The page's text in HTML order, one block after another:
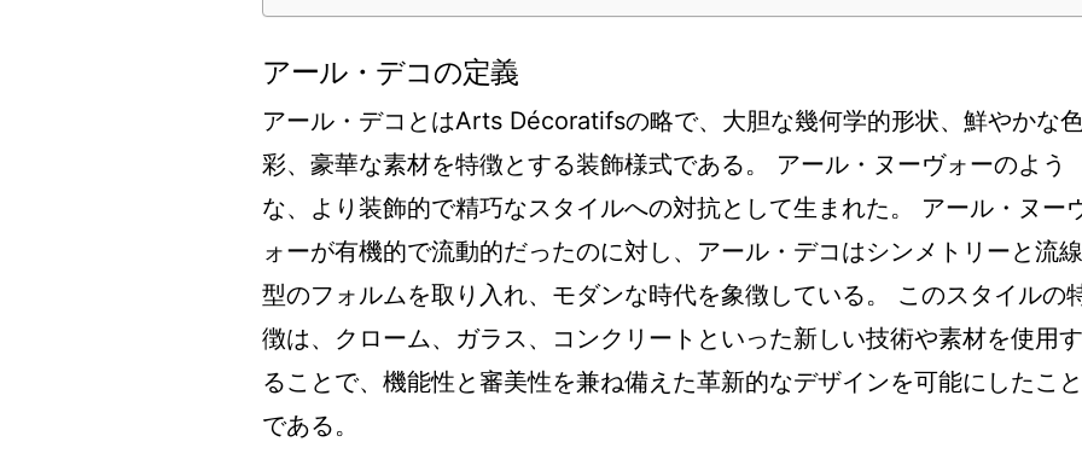
アール・デコの定義
アール・デコとはArts Décoratifsの略で、大胆な幾何学的形状、鮮やかな
彩、豪華な素材を特徴とする装飾様式である。 アール・ヌーヴォーのよう
な、より装飾的で精巧なスタイルへの対抗として生まれた。 アール・ヌー
ォーが有機的で流動的だったのに対し、アール・デコはシンメトリーと流線
型のフォルムを取り入れ、モダンな時代を象徴している。 このスタイルの
徴は、クローム、ガラス、コンクリートといった新しい技術や素材を使用す
ることで、機能性と審美性を兼ね備えた革新的なデザインを可能にしたこと
である。